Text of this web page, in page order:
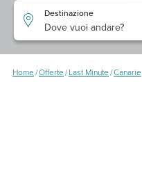
Destinazione
Dove vuoi andare?
Home/Offerte/Last Minute/Canarie